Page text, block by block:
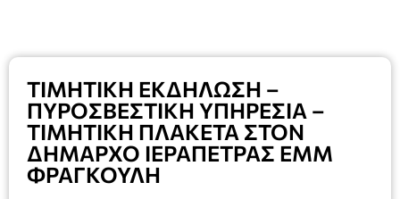
ΤΙΜΗΤΙΚΗ ΕΚΔΗΛΩΣΗ –
ΠΥΡΟΣΒΕΣΤΙΚΗ ΥΠΗΡΕΣΙΑ –
ΤΙΜΗΤΙΚΗ ΠΛΑΚΕΤΑ ΣΤΟΝ
ΔΗΜΑΡΧΟ ΙΕΡΑΠΕΤΡΑΣ ΕΜΜ
ΦΡΑΓΚΟΥΛΗ